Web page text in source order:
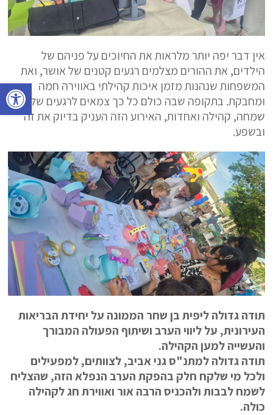
פתח סרגל נגישות
אין דבר יפה יותר מלראות את החיוכים על פניהם של
הילדים, את ההורים מצלמים רגעים קטנים של אושר, ואת
המשפחות שנהנות מזמן איכות קהילתי באווירה חמה
ומחבקת. בתקופה שבה כולם כל כך צמאים לרגעים של
שמחה, קהילה ואחדות, האירוע הזה העניק בדיוק את זה
ובשפע.
תודה גדולה ליפית בן שחר הממונה על יחידת הבריאות
העירונית, על ליווי הערב ושיתוף הפעולה המבורך
והעשייה למען הקהילה.
תודה גדולה למתנ"ס גני אביב, לצוותים, למפעילים
ולכל מי שלקח חלק בהפקת הערב הנפלא הזה, שהצליח
לשמח לבבות ולהכניס הרבה אור ואווירת חג לקהילה
כולה.